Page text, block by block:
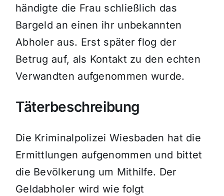
händigte die Frau schließlich das
Bargeld an einen ihr unbekannten
Abholer aus. Erst später flog der
Betrug auf, als Kontakt zu den echten
Verwandten aufgenommen wurde.
Täterbeschreibung
Die Kriminalpolizei Wiesbaden hat die
Ermittlungen aufgenommen und bittet
die Bevölkerung um Mithilfe. Der
Geldabholer wird wie folgt